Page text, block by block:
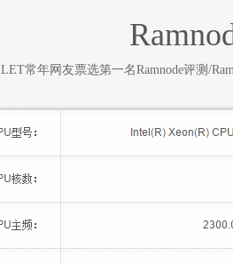
LET常年网友票选第一名Ramnode评测/